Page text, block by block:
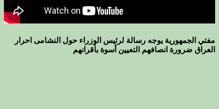
مفتي الجمهورية يوجه رسالة لرئيس الوزراء حول النشامى احرار
العراق ضرورة انصافهم التعيين أسوة بأقرانهم